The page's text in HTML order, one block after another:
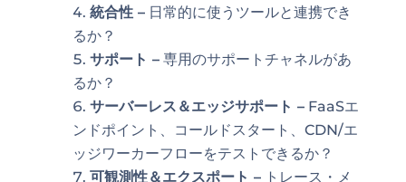
統合性 –日常的に使うツールと連携でき
るか？
サポート –専用のサポートチャネルがあ
るか？
サーバーレス＆エッジサポート –FaaSエ
ンドポイント、コールドスタート、CDN/エ
ッジワーカーフローをテストできるか？
可観測性＆エクスポート –トレース・メ